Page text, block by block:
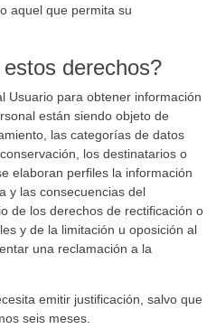
aquel que permita su
derechos?
Usuario para obtener información
están siendo objeto de
las categorías de datos
los destinatarios o
elaboran perfiles la información
y las consecuencias del
de los derechos de rectificación o
y de la limitación u oposición al
una reclamación a la
emitir justificación, salvo que
seis meses.